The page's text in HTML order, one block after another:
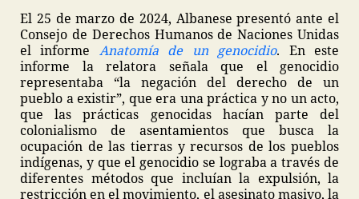
El 25 de marzo de 2024, Albanese presentó ante el
Consejo de Derechos Humanos de Naciones Unidas
el informe Anatomía de un genocidio. En este
informe la relatora señala que el genocidio
representaba “la negación del derecho de un
pueblo a existir”, que era una práctica y no un acto,
que las prácticas genocidas hacían parte del
colonialismo de asentamientos que busca la
ocupación de las tierras y recursos de los pueblos
indígenas, y que el genocidio se lograba a través de
diferentes métodos que incluían la expulsión, la
restricción en el movimiento, el asesinato masivo, la